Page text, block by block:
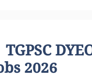
2026